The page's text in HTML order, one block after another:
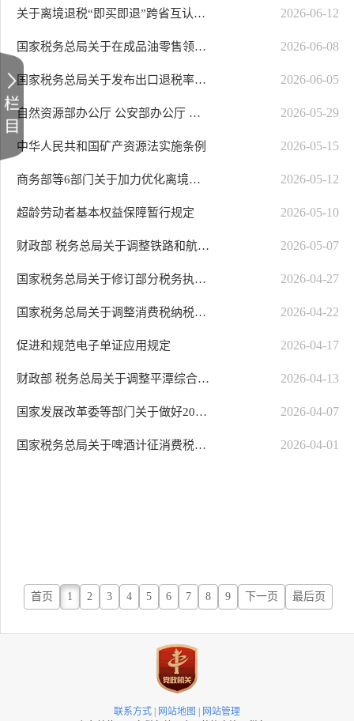
关于离境退税“即买即退”跨省互认的通告 2026-06-12
国家税务总局关于在成品油零售领域全面推广“交易即开票”有关事项的公告 2026-06-08
国家税务总局关于发布出口退税率文库2026B版的通知 2026-06-05
自然资源部办公厅 公安部办公厅 国家税务总局办公厅 国家市场监督管理总局办.. 2026-05-29
中华人民共和国矿产资源法实施条例 2026-05-15
商务部等6部门关于加力优化离境退税措施扩大入境消费的通知 2026-05-12
超龄劳动者基本权益保障暂行规定 2026-05-10
财政部 税务总局关于调整铁路和航空运输企业汇总缴纳增值税分支机构名单的通知 2026-05-07
国家税务总局关于修订部分税务执法文书的公告 2026-04-27
国家税务总局关于调整消费税纳税申报表有关事项的公告 2026-04-22
促进和规范电子单证应用规定 2026-04-17
财政部 税务总局关于调整平潭综合实验区有关增值税和消费税退税货物范围的通知 2026-04-13
国家发展改革委等部门关于做好2026年享受税收优惠政策的集成电路企业或项目、.. 2026-04-07
国家税务总局关于啤酒计征消费税有关问题的公告 2026-04-01
首页 1 2 3 4 5 6 7 8 9 下一页 最后页
联系方式 网站地图
网站管理